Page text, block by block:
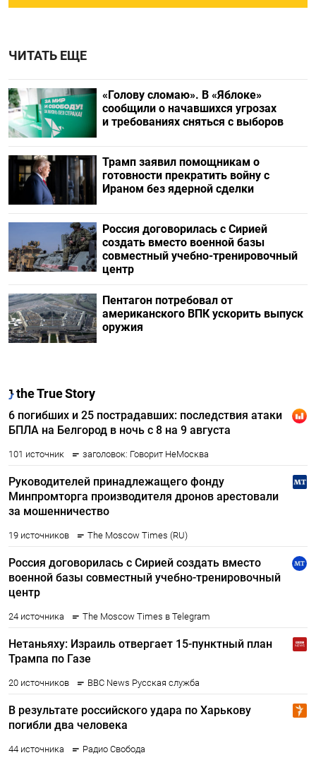
ЧИТАТЬ ЕЩЕ
«Голову сломаю». В «Яблоке»
сообщили о начавшихся угрозах
и требованиях сняться с выборов
Трамп заявил помощникам о
готовности прекратить войну с
Ираном без ядерной сделки
Россия договорилась с Сирией
создать вместо военной базы
совместный учебно-тренировочный
центр
Пентагон потребовал от
американского ВПК ускорить выпуск
оружия